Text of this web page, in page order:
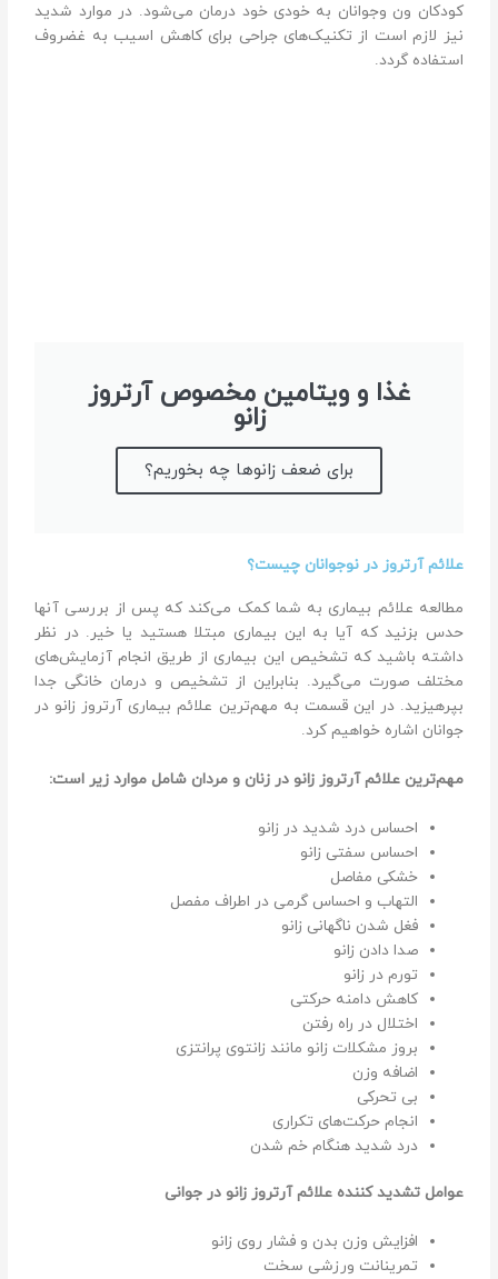
کودکان ون وجوانان به خودی خود درمان می‌شود. در موارد شدید
نیز لازم است از تکنیک‌های جراحی برای کاهش اسیب به غضروف
استفاده گردد.
غذا و ویتامین مخصوص آرتروز
زانو
برای ضعف زانوها چه بخوریم؟
علائم آرتروز در نوجوانان چیست؟
مطالعه علائم بیماری به شما کمک می‌کند که پس از بررسی آنها
حدس بزنید که آیا به این بیماری مبتلا هستید یا خیر. در نظر
داشته باشید که تشخیص این بیماری از طریق انجام آزمایش‌های
مختلف صورت می‌گیرد. بنابراین از تشخیص و درمان خانگی جدا
بپرهیزید. در این قسمت به مهم‌ترین علائم بیماری آرتروز زانو در
جوانان اشاره خواهیم کرد.
مهم‌ترین علائم آرتروز زانو در زنان و مردان شامل موارد زیر است:
احساس درد شدید در زانو
احساس سفتی زانو
خشکی مفاصل
التهاب و احساس گرمی در اطراف مفصل
فغل شدن ناگهانی زانو
صدا دادن زانو
تورم در زانو
کاهش دامنه حرکتی
اختلال در راه ‌رفتن
بروز مشکلات زانو مانند زانتوی پرانتزی
اضافه وزن
بی تحرکی
انجام حرکت‌های تکراری
درد شدید هنگام خم شدن
عوامل تشدید کننده علائم آرتروز زانو در جوانی
افزایش وزن بدن و فشار روی زانو
تمرینانت ورزشی سخت